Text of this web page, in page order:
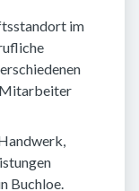
im
Mitarbeiter
Buchloe.